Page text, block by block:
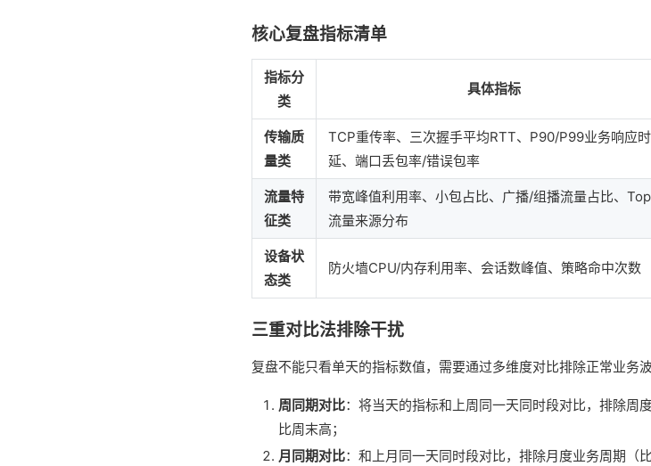
核心复盘指标清单
指标分
类
具体指标
传输质
量类
TCP重传率、三次握手平均RTT、P90/P99业务响应时
延、端口丢包率/错误包率
流量特
征类
带宽峰值利用率、小包占比、广播/组播流量占比、Top
流量来源分布
设备状
态类
防火墙CPU/内存利用率、会话数峰值、策略命中次数
三重对比法排除干扰
复盘不能只看单天的指标数值，需要通过多维度对比排除正常业务波
周同期对比：将当天的指标和上周同一天同时段对比，排除周
比周末高；
月同期对比：和上月同一天同时段对比，排除月度业务周期（